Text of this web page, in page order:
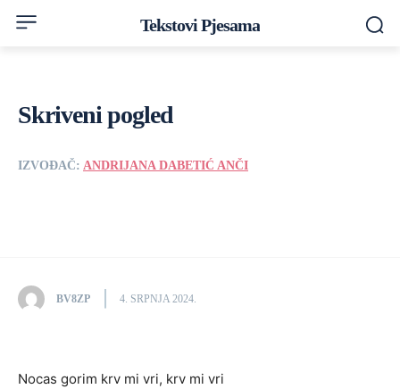
Tekstovi Pjesama
Skriveni pogled
IZVOĐAČ: ANDRIJANA DABETIĆ ANČI
BV8ZP 4. SRPNJA 2024.
Nocas gorim krv mi vri, krv mi vri